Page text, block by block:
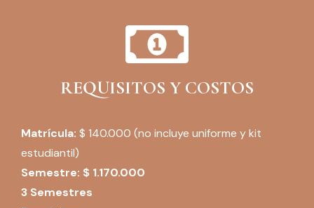
REQUISITOS Y COSTOS
Matrícula: $ 140.000 (no incluye uniforme y kit
estudiantil)
Semestre: $ 1.170.000
3 Semestres